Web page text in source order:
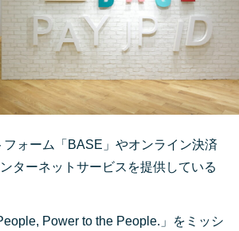
ォーム「BASE」やオンライン決済
ンターネットサービスを提供している
Power to the People.」をミッシ